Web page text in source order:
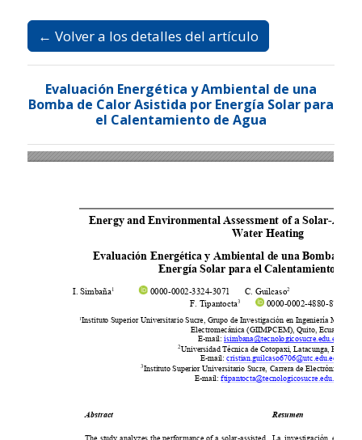
Registrarse
← Volver a los detalles del artículo
Evaluación Energética y Ambiental de una
Bomba de Calor Asistida por Energía Solar para
el Calentamiento de Agua